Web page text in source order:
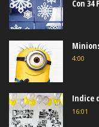
Con
4:00
Indice
16:01